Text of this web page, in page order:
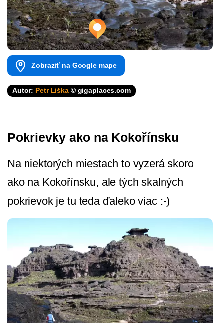
Zobraziť na Google mape
Autor: Petr Liška © gigaplaces.com
Pokrievky ako na Kokořínsku
Na niektorých miestach to vyzerá skoro
ako na Kokořínsku, ale tých skalných
pokrievok je tu teda ďaleko viac :-)